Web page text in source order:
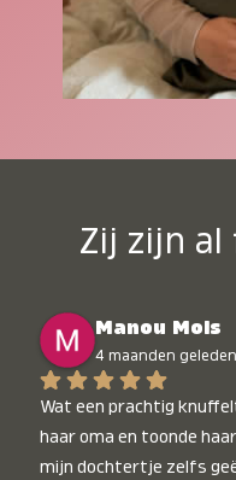
Zij zijn al
Manou Mols
4 maanden geleden
Wat een prachtig
haar oma en toonde
mijn dochtertje zelfs